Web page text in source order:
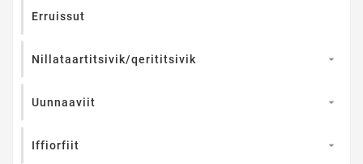
Erruissut
Nillataartitsivik/qerititsivik 
Uunnaaviit 
Iffiorfiit 